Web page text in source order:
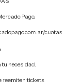
Pago.
cuotas
tu necesidad.
reemiten tickets.